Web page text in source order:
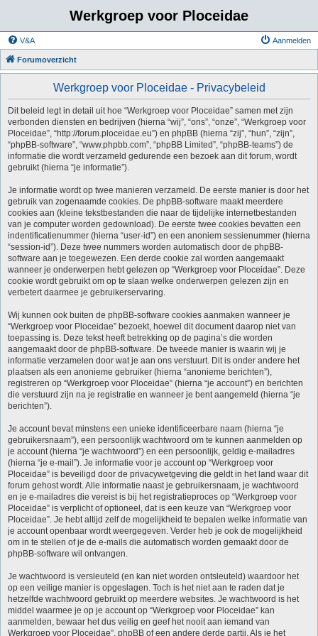
Werkgroep voor Ploceidae
V&A Aanmelden
Forumoverzicht
Werkgroep voor Ploceidae - Privacybeleid
Dit beleid legt in detail uit hoe “Werkgroep voor Ploceidae” samen met zijn
verbonden diensten en bedrijven (hierna “wij”, “ons”, “onze”, “Werkgroep voor
Ploceidae”, “http://forum.ploceidae.eu”) en phpBB (hierna “zij”, “hun”, “zijn”,
“phpBB-software”, “www.phpbb.com”, “phpBB Limited”, “phpBB-teams”) de
informatie die wordt verzameld gedurende een bezoek aan dit forum, wordt
gebruikt (hierna “je informatie”).
Je informatie wordt op twee manieren verzameld. De eerste manier is door het
gebruik van zogenaamde cookies. De phpBB-software maakt meerdere
cookies aan (kleine tekstbestanden die naar de tijdelijke internetbestanden
van je computer worden gedownload). De eerste twee cookies bevatten een
indentificatienummer (hierna “user-id”) en een anoniem sessienummer (hierna
“session-id”). Deze twee nummers worden automatisch door de phpBB-
software aan je toegewezen. Een derde cookie zal worden aangemaakt
wanneer je onderwerpen hebt gelezen op “Werkgroep voor Ploceidae”. Deze
cookie wordt gebruikt om op te slaan welke onderwerpen gelezen zijn en
verbetert daarmee je gebruikerservaring.
Wij kunnen ook buiten de phpBB-software cookies aanmaken wanneer je
“Werkgroep voor Ploceidae” bezoekt, hoewel dit document daarop niet van
toepassing is. Deze tekst heeft betrekking op de pagina’s die worden
aangemaakt door de phpBB-software. De tweede manier is waarin wij je
informatie verzamelen door wat je aan ons verstuurt. Dit is onder andere het
plaatsen als een anonieme gebruiker (hierna “anonieme berichten”),
registreren op “Werkgroep voor Ploceidae” (hierna “je account”) en berichten
die verstuurd zijn na je registratie en wanneer je bent aangemeld (hierna “je
berichten”).
Je account bevat minstens een unieke identificeerbare naam (hierna “je
gebruikersnaam”), een persoonlijk wachtwoord om te kunnen aanmelden op
je account (hierna “je wachtwoord”) en een persoonlijk, geldig e-mailadres
(hierna “je e-mail”). Je informatie voor je account op “Werkgroep voor
Ploceidae” is beveiligd door de privacywetgeving die geldt in het land waar dit
forum gehost wordt. Alle informatie naast je gebruikersnaam, je wachtwoord
en je e-mailadres die vereist is bij het registratieproces op “Werkgroep voor
Ploceidae” is verplicht of optioneel, dat is een keuze van “Werkgroep voor
Ploceidae”. Je hebt altijd zelf de mogelijkheid te bepalen welke informatie van
je account openbaar wordt weergegeven. Verder heb je ook de mogelijkheid
om in te stellen of je de e-mails die automatisch worden gemaakt door de
phpBB-software wil ontvangen.
Je wachtwoord is versleuteld (en kan niet worden ontsleuteld) waardoor het
op een veilige manier is opgeslagen. Toch is het niet aan te raden dat je
hetzelfde wachtwoord gebruikt op meerdere websites. Je wachtwoord is het
middel waarmee je op je account op “Werkgroep voor Ploceidae” kan
aanmelden, bewaar het dus veilig en geef het nooit aan iemand van
Werkgroep voor Ploceidae”, phpBB of een andere derde partij. Als je het